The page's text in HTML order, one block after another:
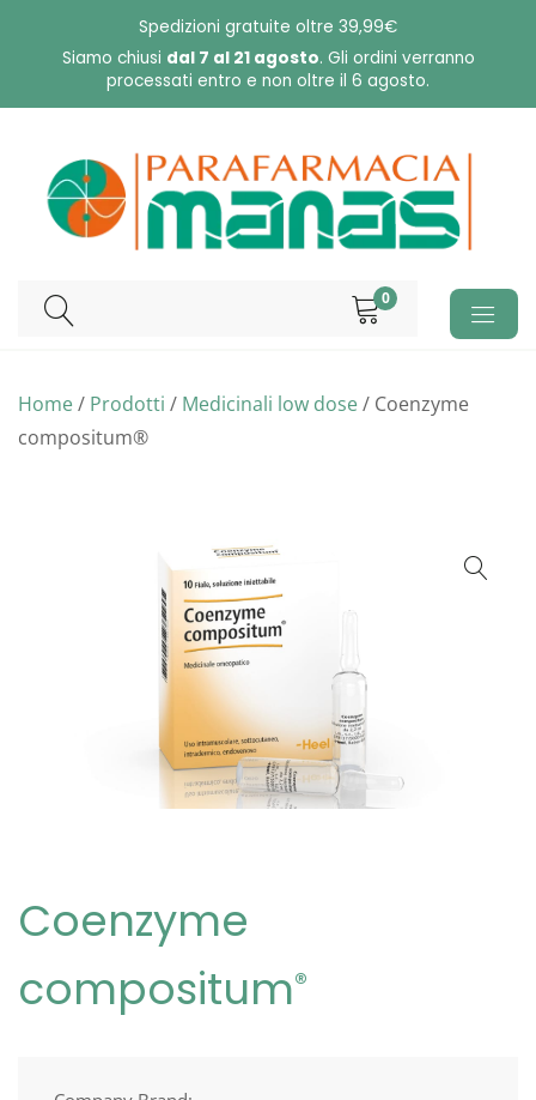
Spedizioni gratuite oltre 39,99€
Siamo chiusi dal 7 al 21 agosto. Gli ordini verranno
processati entro e non oltre il 6 agosto.
0
Home/ Prodotti / Medicinali low dose/ Coenzyme
compositum®
Coenzyme
compositum®